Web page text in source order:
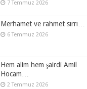
7 Temmuz 2026
Merhamet ve rahmet sırrı…
6 Temmuz 2026
Hem alim hem şairdi Amil
Hocam…
2 Temmuz 2026